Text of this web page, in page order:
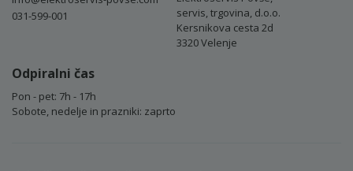
031-599-001
servis, trgovina, d.o.o.
Kersnikova cesta 2d
3320 Velenje
Odpiralni čas
Pon - pet: 7h - 17h
Sobote, nedelje in prazniki: zaprto